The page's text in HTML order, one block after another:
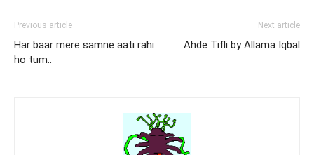
Previous article
Har baar mere samne aati rahi
ho tum..
Next article
Ahde Tifli by Allama Iqbal